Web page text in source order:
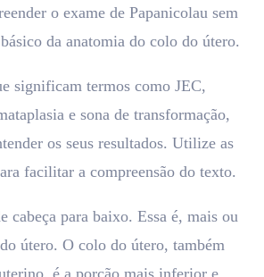
o exame de Papanicolau sem
da anatomia do colo do útero.
significam termos como JEC,
e sona de transformação,
os seus resultados. Utilize as
facilitar a compreensão do texto.
cabeça para baixo. Essa é, mais ou
útero. O colo do útero, também
é a porção mais inferior e